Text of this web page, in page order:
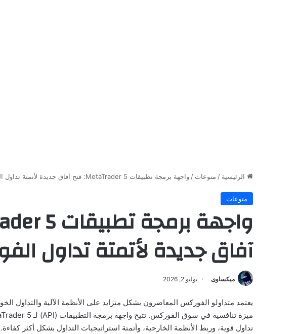
الرئيسية / منوعات / واجهة برمجة تطبيقات MetaTrader 5: فتح آفاق جديدة لأتمتة تداول الفوركس المتقدمة
منوعات
آفاق جديدة لأتمتة تداول
ميكساوى يوليو 2, 2026
يعتمد متداولو الفوركس المعاصرون بشكل متزايد على الأنظمة الآلية والتداول
تداول قوية، وربط الأنظمة الخارجية، وأتمتة استراتيجيات التداول بشكل أكثر